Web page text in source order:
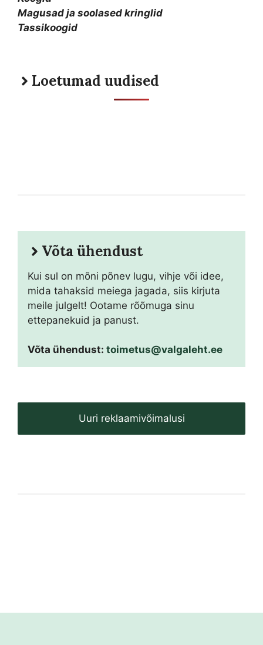
Magusad ja soolased kringlid
Tassikoogid
Loetumad uudised
Võta ühendust
Kui sul on mõni põnev lugu, vihje või idee,
mida tahaksid meiega jagada, siis kirjuta
meile julgelt! Ootame rõõmuga sinu
ettepanekuid ja panust.
Võta ühendust: toimetus@valgaleht.ee
Uuri reklaamivõimalusi